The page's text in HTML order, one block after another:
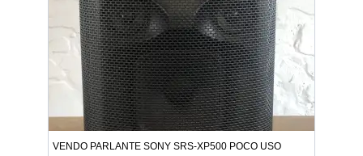
VENDO PARLANTE SONY SRS-XP500 POCO USO